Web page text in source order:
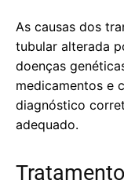
As causas dos
tubular alterada
doenças
medicamentos e
diagnóstico
adequado.
Tratamento